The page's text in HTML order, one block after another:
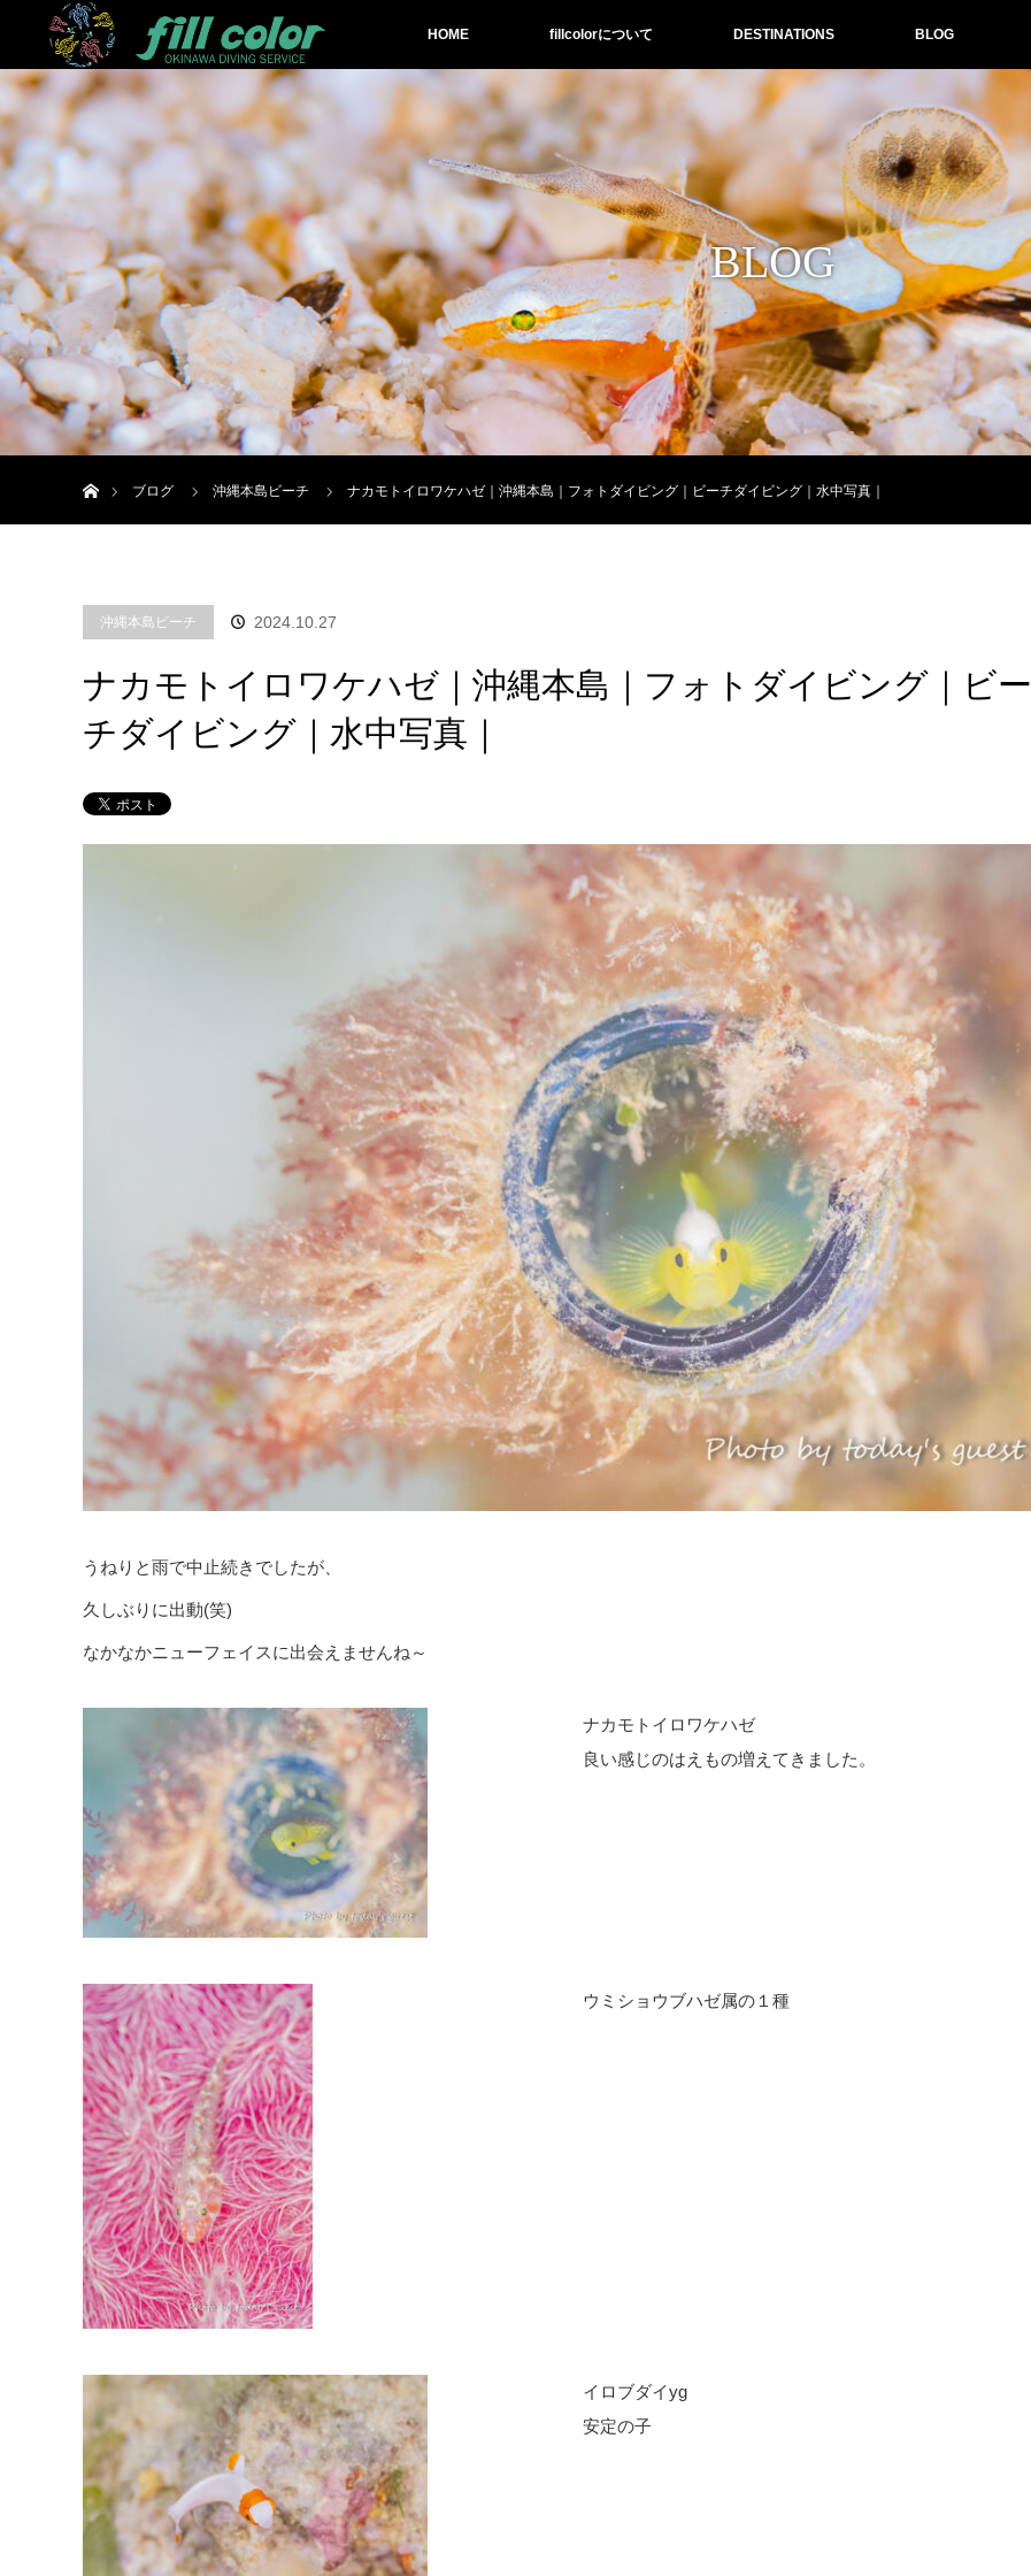
HOME fillcolorについて DESTINATIONS BLOG
BLOG
ブログ
沖縄本島ビーチ ナカモトイロワケハゼ｜沖縄本島｜フォトダイビング｜ビーチダイビング｜水中写真｜
沖縄本島ビーチ 2024.10.27
ナカモトイロワケハゼ｜沖縄本島｜フォトダイビング｜ビー
チダイビング｜水中写真｜
うねりと雨で中止続きでしたが、
久しぶりに出動(笑)
なかなかニューフェイスに出会えませんね～
ナカモトイロワケハゼ
良い感じのはえもの増えてきました。
ウミショウブハゼ属の１種
イロブダイyg
安定の子